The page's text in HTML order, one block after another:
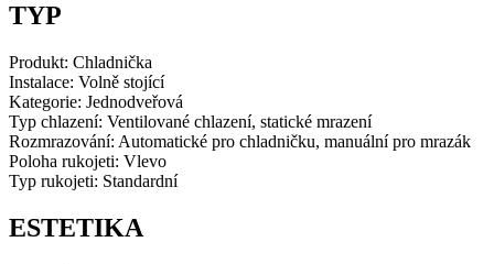
TYP
Produkt: Chladnička
Instalace: Volně stojící
Kategorie: Jednodveřová
Typ chlazení: Ventilované chlazení, statické mrazení
Rozmrazování: Automatické pro chladničku, manuální pro mrazák
Poloha rukojeti: Vlevo
Typ rukojeti: Standardní
ESTETIKA